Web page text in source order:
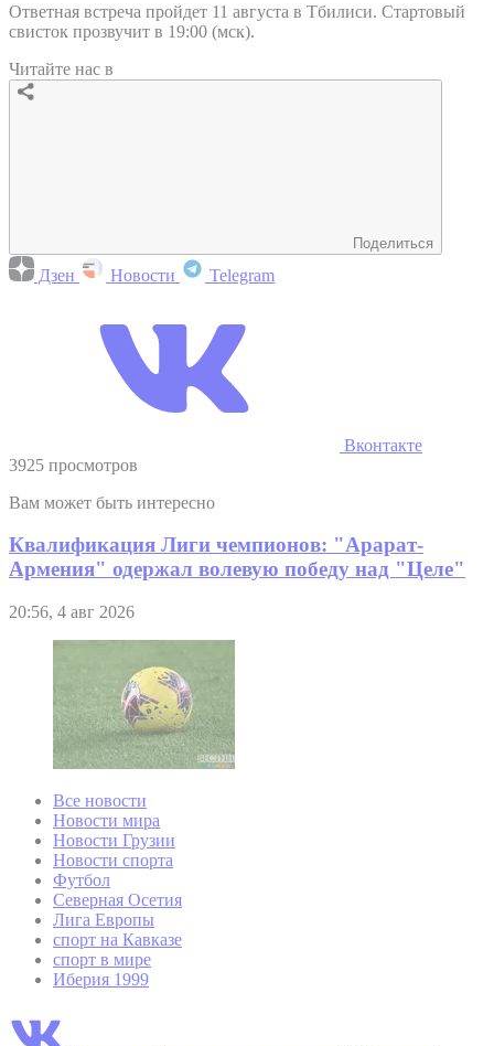
Ответная встреча пройдет 11 августа в Тбилиси. Стартовый
свисток прозвучит в 19:00 (мск).
Читайте нас в
Поделиться
Дзен Новости Telegram
Вконтакте
3925 просмотров
Вам может быть интересно
Квалификация Лиги чемпионов: "Арарат-
Армения" одержал волевую победу над "Целе"
20:56, 4 авг 2026
Все новости
Новости мира
Новости Грузии
Новости спорта
Футбол
Северная Осетия
Лига Европы
спорт на Кавказе
спорт в мире
Иберия 1999